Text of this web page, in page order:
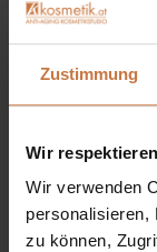
Zustimmung
Wir
Wir verwenden
personalisieren,
zu können,
Sie haben eine
kosmetische
Ich stehe Ihnen
+43 (0)699 17 310